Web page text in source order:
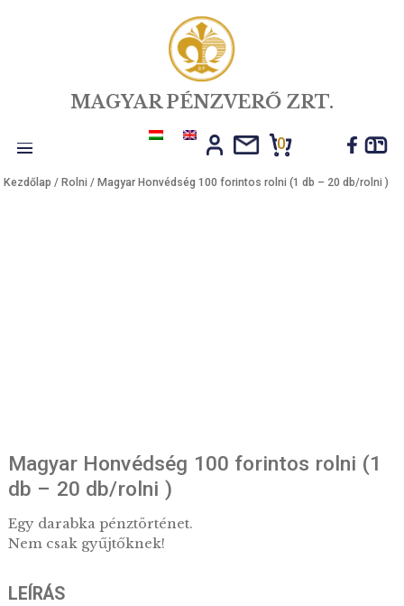
MAGYAR PÉNZVERŐ ZRT.
Toggle
Magyar Honvédség 100 forintos
db – 20 db/rolni )
Egy darabka pénztörténet.